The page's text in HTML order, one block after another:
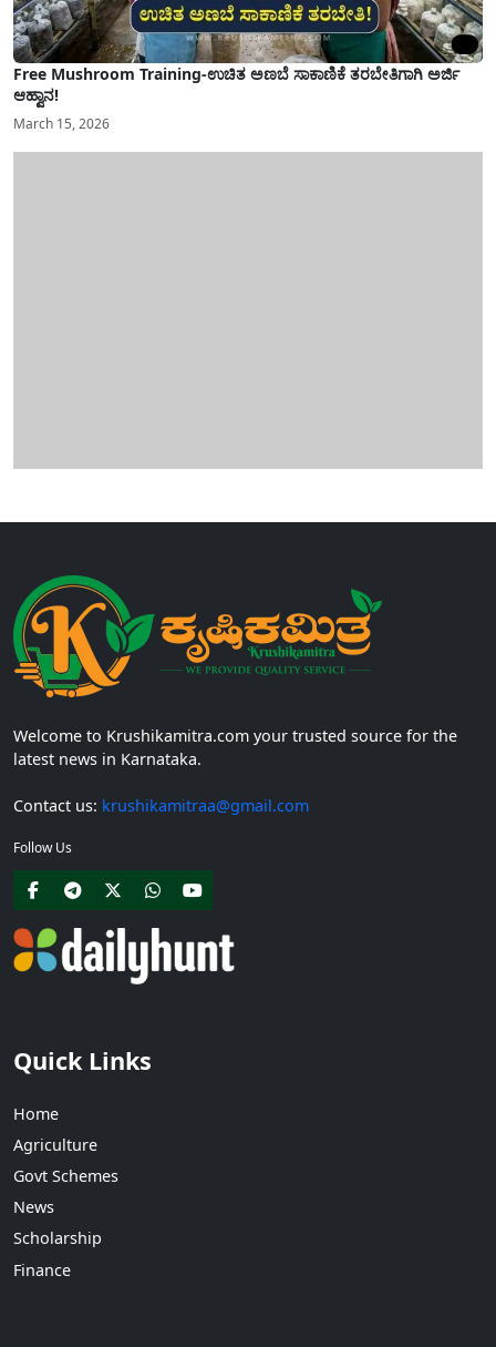
Free Mushroom Training-ಉಚಿತ ಅಣಬೆ ಸಾಕಾಣಿಕೆ ತರಬೇತಿಗಾಗಿ ಅರ್ಜಿ
ಆಹ್ವಾನ!
March 15, 2026
Welcome to Krushikamitra.com your trusted source for the
latest news in Karnataka.
Contact us: krushikamitraa@gmail.com
Follow Us
Quick Links
Home
Agriculture
Govt Schemes
News
Scholarship
Finance